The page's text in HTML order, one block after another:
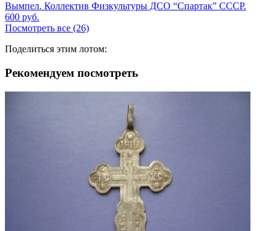
Вымпел. Коллектив Физкультуры ДСО “Спартак” СССР.
600 руб.
Посмотреть все (26)
Поделиться этим лотом:
Рекомендуем посмотреть